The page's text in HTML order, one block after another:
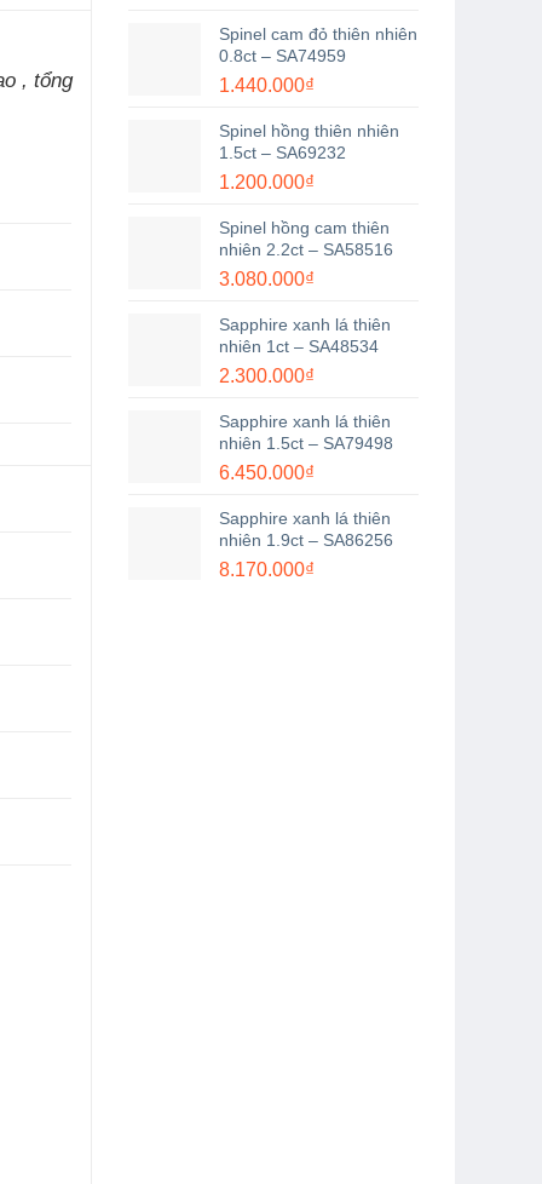
Spinel cam đỏ thiên nhiên
0.8ct – SA74959
1.440.000₫
Spinel hồng thiên nhiên
1.5ct – SA69232
1.200.000₫
Spinel hồng cam thiên
nhiên 2.2ct – SA58516
3.080.000₫
Sapphire xanh lá thiên
nhiên 1ct – SA48534
2.300.000₫
Sapphire xanh lá thiên
nhiên 1.5ct – SA79498
6.450.000₫
Sapphire xanh lá thiên
nhiên 1.9ct – SA86256
8.170.000₫
, tổng